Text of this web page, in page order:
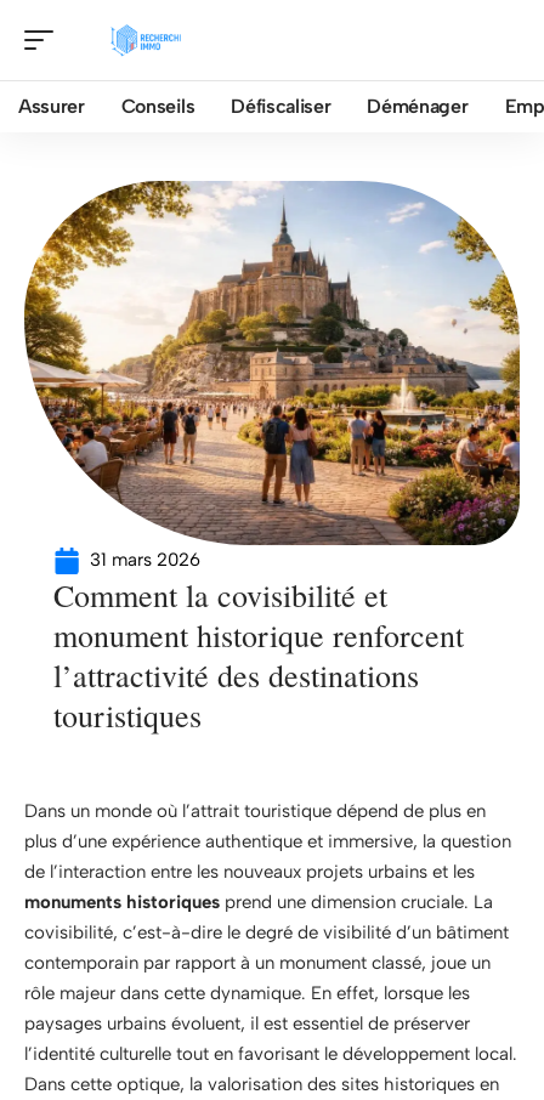
Assurer Conseils Défiscaliser Déménager
31 mars 2026
Comment la covisibilité et
monument historique renforcent
l’attractivité des destinations
touristiques
Dans un monde où l’attrait touristique dépend de plus en
plus d’une expérience authentique et immersive, la question
de l’interaction entre les nouveaux projets urbains et les
monuments historiques prend une dimension cruciale. La
covisibilité, c’est-à-dire le degré de visibilité d’un bâtiment
contemporain par rapport à un monument classé, joue un
rôle majeur dans cette dynamique. En effet, lorsque les
paysages urbains évoluent, il est essentiel de préserver
l’identité culturelle tout en favorisant le développement local.
Dans cette optique, la valorisation des sites historiques en